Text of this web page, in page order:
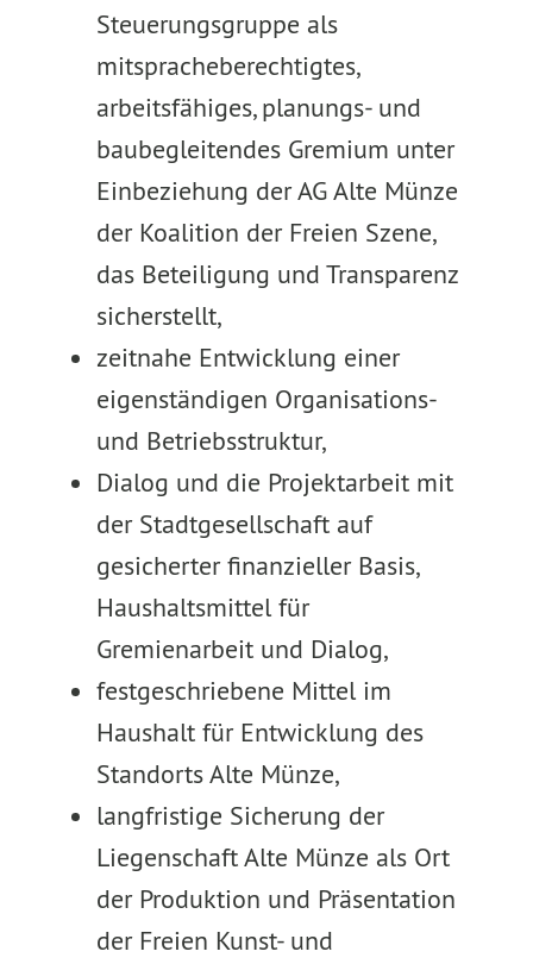
Steuerungsgruppe als
mitspracheberechtigtes,
arbeitsfähiges, planungs- und
baubegleitendes Gremium unter
Einbeziehung der AG Alte Münze
der Koalition der Freien Szene,
das Beteiligung und Transparenz
sicherstellt,
zeitnahe Entwicklung einer
eigenständigen Organisations-
und Betriebsstruktur,
Dialog und die Projektarbeit mit
der Stadtgesellschaft auf
gesicherter finanzieller Basis,
Haushaltsmittel für
Gremienarbeit und Dialog,
festgeschriebene Mittel im
Haushalt für Entwicklung des
Standorts Alte Münze,
langfristige Sicherung der
Liegenschaft Alte Münze als Ort
der Produktion und Präsentation
der Freien Kunst- und